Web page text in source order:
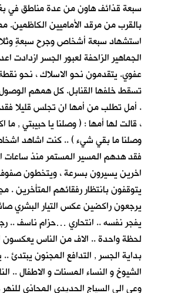
سبعة قذائف هاون من عدة مناطق في
بالقرب من مرقد الأماميين الكاظمين.
استشهاد سبعة أشخاص وجرح سبعةٍ
الجماهير الزاحفة لعبور الجسر ازدادت
عفوي. يتقدمون نحو الاسلاك ، نحو
تسقط خلفها القنابل. كل همهم الوصول
. أمل تطلب من أمها ان تجلس قليلا
، قالت لها أمها : ( وصلنا يا حبيبتي , ما
وصلنا ما بقي شيء ) .. كنت اشاهد
فقد هدهم المسير المستمر منذ ساعات
اخرين يسيرون بسرعة ، ويتخطون
يتوقفون بانتظار رفقائهم المتأخرين
يرجعون راكضين عكس التيار البشري
يفجر نفسه .. انتحاري …حزام ناسف ..
لحظة واحدة .. الاف من الناس يعكسون
بداية الجسر , التدافع المجنون يبتدئ
الشيوخ و النساء المسنات و الاطفال ..
وعي الى السياج الحديدي المحاذي